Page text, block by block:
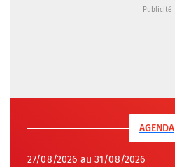
AGENDA
27/08/2026 au 31/08/2026